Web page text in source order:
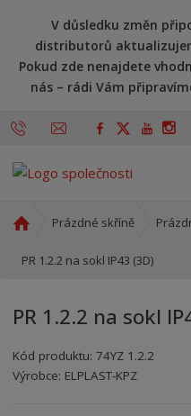
V důsledku změn
distributorů
Pokud zde nenajdete
nás – rádi Vám
o
í
t
r
Prázdné skříně
PR 1.2.2 na sokl IP43 (3D)
PR 1.2.2 na sokl
Kód produktu:74YZ 1.2.2
Kód výrobce: 8595208608032
Kód dodavatele:
Výrobce: ELPLAST-KPZ